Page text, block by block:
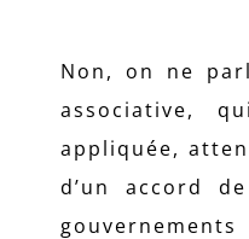
Non, on ne
associative,
appliquée,
d’un accord